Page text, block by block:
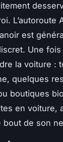
L’autoroute
est
Une
la voiture :
quelques
boutiques
en voiture,
bout de son